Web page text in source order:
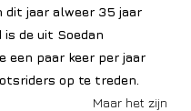
dit jaar alweer 35 jaar
de uit Soedan
een paar keer per jaar
op te treden.
Maar het zijn